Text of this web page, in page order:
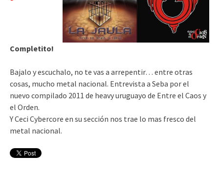
Completito!
Bajalo y escuchalo, no te vas a arrepentir… entre otras
cosas, mucho metal nacional. Entrevista a Seba por el
nuevo compilado 2011 de heavy uruguayo de Entre el Caos y
el Orden.
Y Ceci Cybercore en su sección nos trae lo mas fresco del
metal nacional.